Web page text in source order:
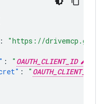
:
"https://
: " OAUTH_CLIENT_ID
: "